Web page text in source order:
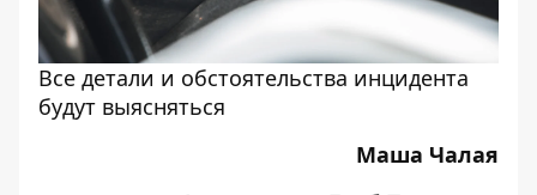
Все детали и обстоятельства инцидента
будут выясняться
Маша Чалая